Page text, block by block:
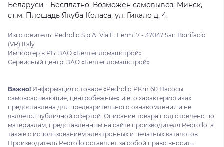
Беларуси - Бесплатно. Возможен самовывоз: Минск,
ст.м. Площадь Якуба Коласа, ул. Гикало д. 4.
Изготовитель: Pedrollo S.p.A. Via E. Fermi 7 - 37047 San Bonifacio
(VR) Italy.
Импортер в РБ: ЗАО «Белтепломашстрой»
Сервисный центр: ЗАО «Белтепломашстрой»
Важно! Информация о товаре «Pedrollo PKm 60 Насосы
самовсасывающие, центробежные» и его характеристиках
предоставлена для предварительного ознакомления и не
является публичной офертой. Описание товара подготовлено по
материалам, представленным на сайте производителя Pedrollo, а
также с использованием электронных и печатных каталогов.
Производитель Pedrollo оставляет за собой право вносить